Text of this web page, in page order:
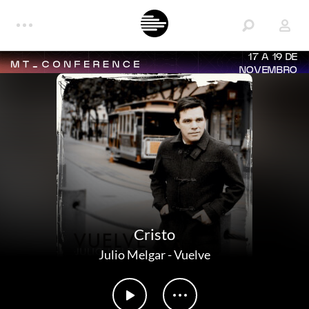
17 A 19 DE
NOVEMBRO
Cristo
Julio Melgar-Vuelve